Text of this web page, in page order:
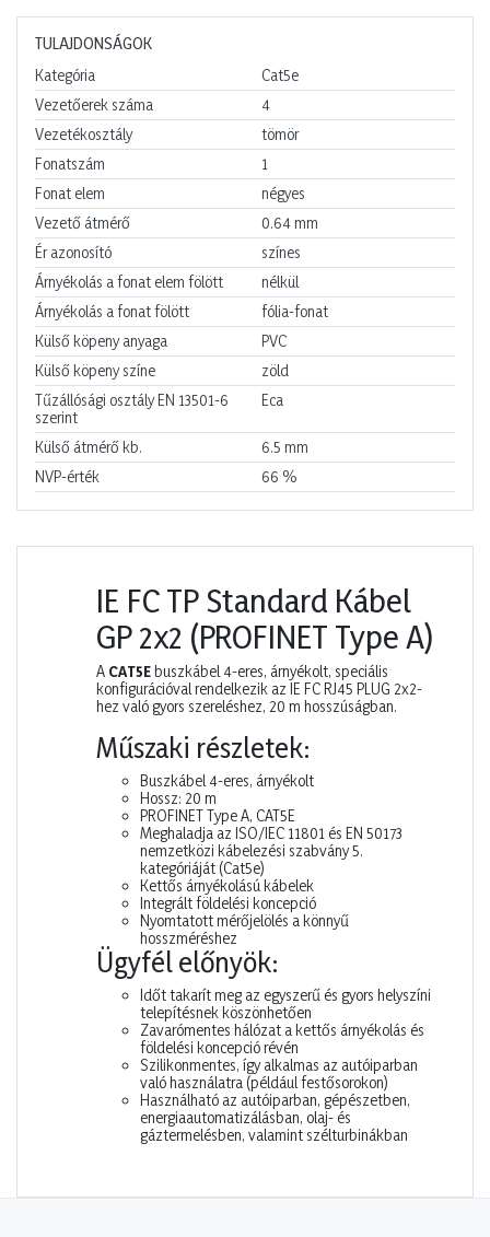
TULAJDONSÁGOK
Kategória
Cat5e
Vezetőerek száma
4
Vezetékosztály
tömör
Fonatszám
1
Fonat elem
négyes
Vezető átmérő
0.64 mm
Ér azonosító
színes
Árnyékolás a fonat elem fölött
nélkül
Árnyékolás a fonat fölött
fólia-fonat
Külső köpeny anyaga
PVC
Külső köpeny színe
zöld
Tűzállósági osztály EN 13501-6
szerint
Eca
Külső átmérő kb. 6.5 mm
NVP-érték
66 %
IE FC TP Standard Kábel
GP 2x2 (PROFINET Type A)
A CAT5Ebuszkábel 4-eres, árnyékolt, speciális
konfigurációval rendelkezik az IE FC RJ45 PLUG 2x2-
hez való gyors szereléshez, 20 m hosszúságban.
Műszaki részletek:
Buszkábel 4-eres, árnyékolt
Hossz: 20 m
PROFINET Type A, CAT5E
Meghaladja az ISO/IEC 11801 és EN 50173
nemzetközi kábelezési szabvány 5.
kategóriáját (Cat5e)
Kettős árnyékolású kábelek
Integrált földelési koncepció
Nyomtatott mérőjelölés a könnyű
hosszméréshez
Ügyfél előnyök:
Időt takarít meg az egyszerű és gyors helyszíni
telepítésnek köszönhetően
Zavarómentes hálózat a kettős árnyékolás és
földelési koncepció révén
Szilikonmentes, így alkalmas az autóiparban
való használatra (például festősorokon)
Használható az autóiparban, gépészetben,
energiaautomatizálásban, olaj- és
gáztermelésben, valamint szélturbinákban